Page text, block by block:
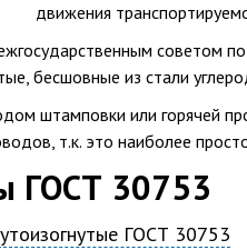
движения
советом
бесшовные из стали
штамповки или горячей
т.к. это наиболее
ГОСТ 30753
ГОСТ 30753